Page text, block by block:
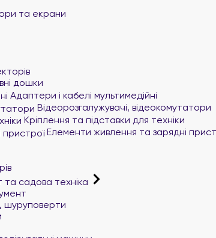
та екрани
дошки
Адаптери і кабелі мультимедійні
Відеорозгалужувачі, відеокомутатори
Кріплення та підставки для техніки
Елементи живлення та зарядні
та садова техніка
шуруповерти